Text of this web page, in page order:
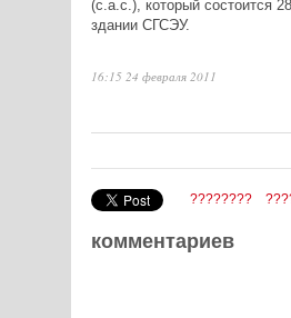
(с.а.с.), который состоится
здании СГСЭУ.
16:15 24 февраля 2011
????????
комментариев